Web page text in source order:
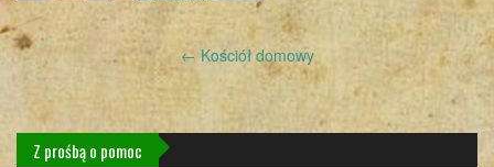
Post
navigation
← Kościół domowy
Z prośbą o pomoc